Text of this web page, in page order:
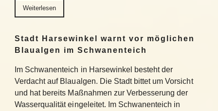
Weiterlesen
Stadt Harsewinkel warnt vor möglichen
Blaualgen im Schwanenteich
Im Schwanenteich in Harsewinkel besteht der
Verdacht auf Blaualgen. Die Stadt bittet um Vorsicht
und hat bereits Maßnahmen zur Verbesserung der
Wasserqualität eingeleitet. Im Schwanenteich in